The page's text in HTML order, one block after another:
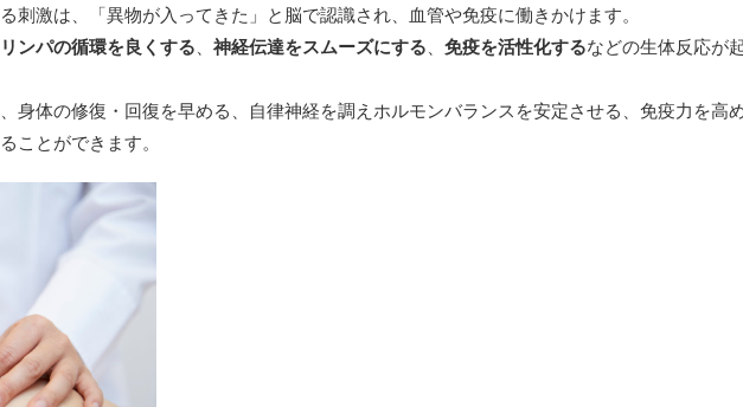
刺激は、「異物が入ってきた」と脳で認識され、血管や免疫に働きかけます。
リンパの循環を良くする、 神経伝達をスムーズにする、 免疫を活性化するなどの生体反応が
身体の修復・回復を早める、自律神経を調えホルモンバランスを安定させる、免疫力を高
ことができます。